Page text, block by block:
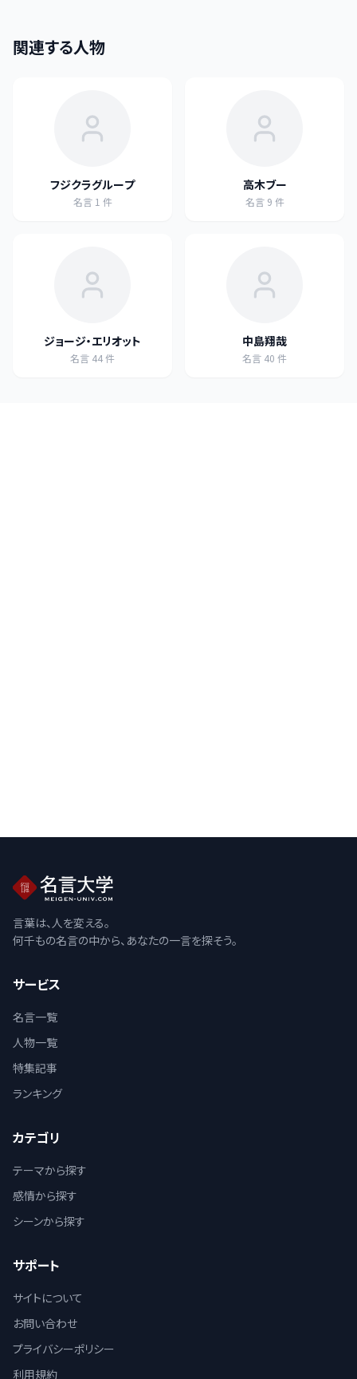
関連する人物
フジクラグループ
名言 1 件
高木ブー
名言 9 件
ジョージ・エリオット
名言 44件
中島翔哉
名言 40 件
言葉は、人を変える。
何千もの名言の中から、あなたの一言を探そう。
サービス
名言一覧
人物一覧
特集記事
ランキング
カテゴリ
テーマから探す
感情から探す
シーンから探す
サポート
サイトについて
お問い合わせ
プライバシーポリシー
利用規約